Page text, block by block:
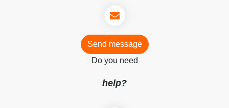
Send message
Do you need
help?